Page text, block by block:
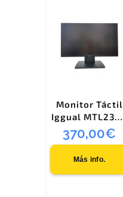
Monitor Táctil
Iggual MTL236A
59,9 cm (23.6″)
1920 x 1080
Pixeles Mesa
370,00€
Más info.